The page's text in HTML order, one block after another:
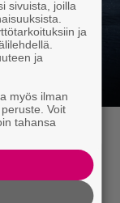
–
sivuista, joilla
ja
ja
myös ilman
Voit
tahansa